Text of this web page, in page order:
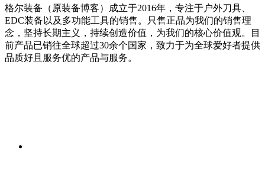
格尔装备（原装备博客）成立于2016年，专注于户外刀具、
EDC装备以及多功能工具的销售。只售正品为我们的销售理
念，坚持长期主义，持续创造价值，为我们的核心价值观。目
前产品已销往全球超过30余个国家，致力于为全球爱好者提供
品质好且服务优的产品与服务。